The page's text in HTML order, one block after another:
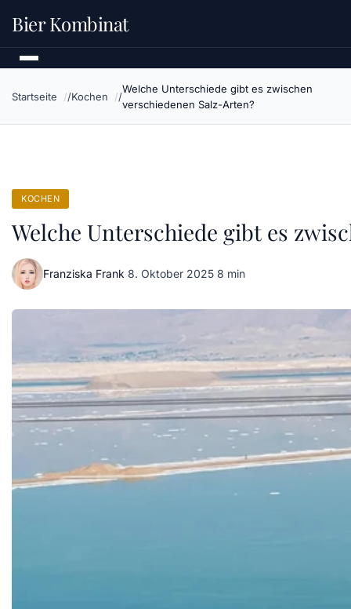
Bier Kombinat
Startseite Kochen
Welche Unterschiede gibt es zwischen
verschiedenen Salz-Arten?
KOCHEN
Welche Unterschiede gibt es
Franziska Frank·8. Oktober 2025·8 min